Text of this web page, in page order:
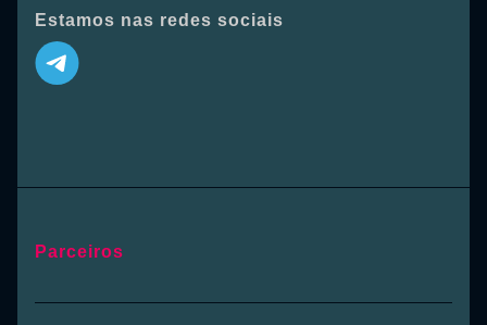
Estamos nas redes sociais
Parceiros